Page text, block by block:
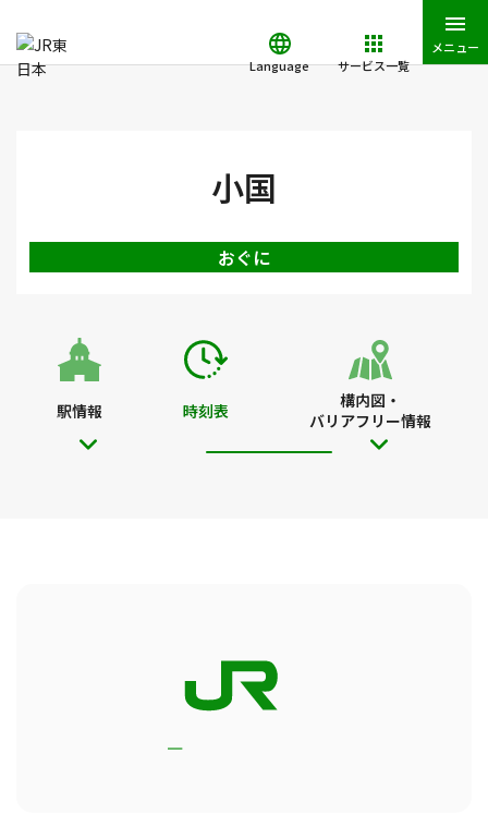
Language サービス一覧
メニュー
小国
おぐに
駅情報 時刻表
構内図・
バリアフリー情報